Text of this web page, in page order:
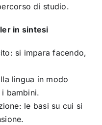
di studio.
in sintesi
si impara facendo,
lingua in modo
bambini.
le basi su cui si